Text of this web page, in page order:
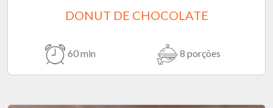
DONUT DE CHOCOLATE
60 min 8 porções